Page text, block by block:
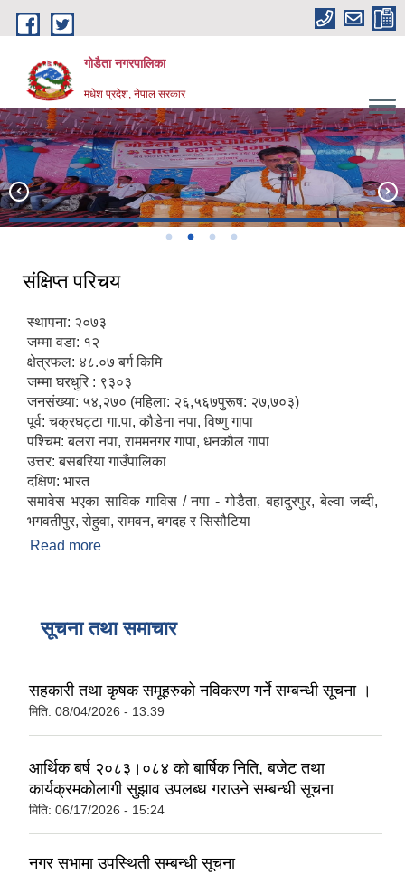
Skip to main content
गोडैता नगरपालिका
मधेश प्रदेश, नेपाल सरकार
नगर प्रमुख देबेन्द्र कुमार यादब द्धारा आ.व. २०८०/०८१ को निति तथा कार्यक्रम पेश
संक्षिप्त परिचय
स्थापना: २०७३
जम्मा वडा: १२
क्षेत्रफल: ४८.०७ बर्ग किमि
जम्मा घरधुरि : ९३०३
जनसंख्या: ५४,२७० (महिला: २६,५६७पुरूष: २७,७०३)
पूर्व: चक्रघट्टा गा.पा, कौडेना नपा, विष्णु गापा
पश्चिम: बलरा नपा, राममनगर गापा, धनकौल गापा
उत्तर: बसबरिया गाउँपालिका
दक्षिण: भारत
समावेस भएका साविक गाविस / नपा - गोडैता, बहादुरपुर, बेल्वा जब्दी,
भगवतीपुर, रोहुवा, रामवन, बगदह र सिसौटिया
Read more
सूचना तथा समाचार
सहकारी तथा कृषक समूहरुको नविकरण गर्ने सम्बन्धी सूचना ।
मिति: 08/04/2026 - 13:39
आर्थिक बर्ष २०८३।०८४ को बार्षिक निति, बजेट तथा
कार्यक्रमकोलागी सुझाव उपलब्ध गराउने सम्बन्धी सूचना
मिति: 06/17/2026 - 15:24
नगर सभामा उपस्थिती सम्बन्धी सूचना